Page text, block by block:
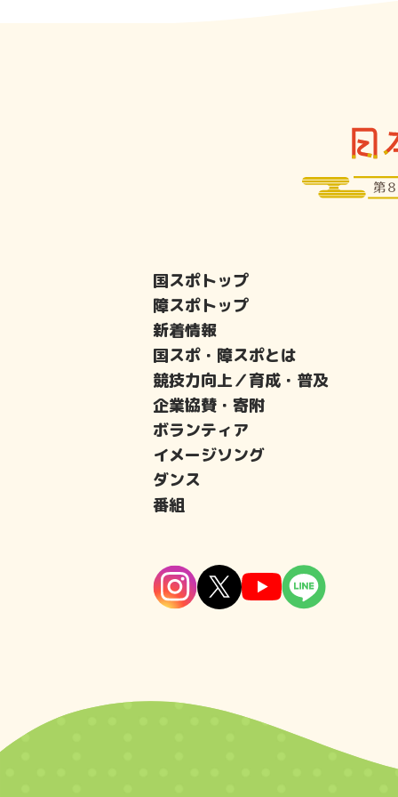
国スポトップ
障スポトップ
新着情報
国スポ・障スポとは
競技力向上／育成・普及
企業協賛・寄附
ボランティア
イメージソング
ダンス
番組